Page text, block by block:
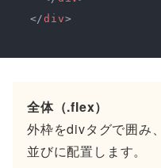
</div>
全体（.flex）
外枠をdivタグで囲み
並びに配置します。